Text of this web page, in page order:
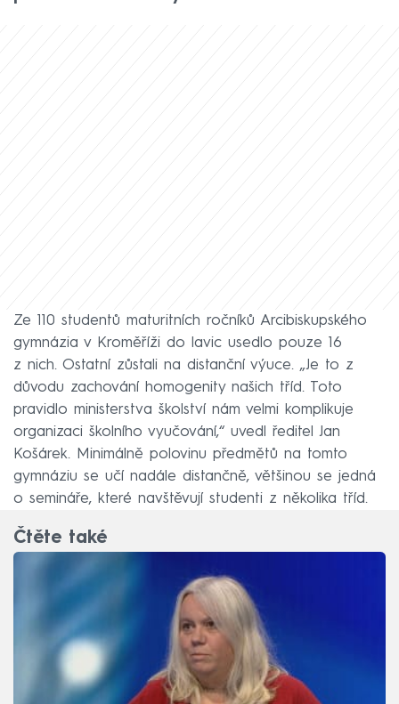
Ze 110 studentů maturitních ročníků Arcibiskupského
gymnázia v Kroměříži do lavic usedlo pouze 16
z nich. Ostatní zůstali na distanční výuce. „Je to z
důvodu zachování homogenity našich tříd. Toto
pravidlo ministerstva školství nám velmi komplikuje
organizaci školního vyučování,“ uvedl ředitel Jan
Košárek. Minimálně polovinu předmětů na tomto
gymnáziu se učí nadále distančně, většinou se jedná
o semináře, které navštěvují studenti z několika tříd.
Čtěte také